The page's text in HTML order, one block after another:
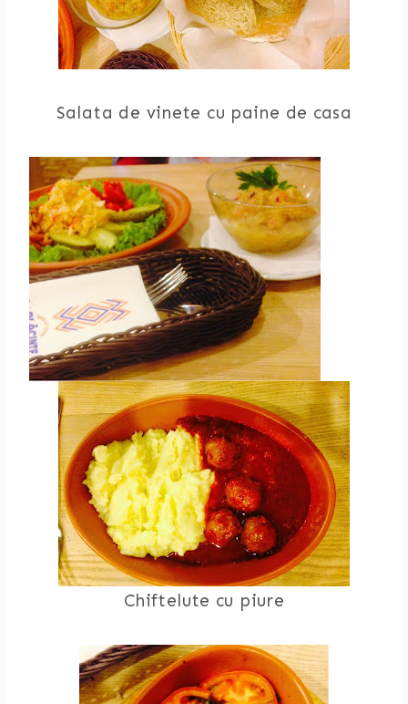
Salata de vinete cu paine de casa
Chiftelute cu piure